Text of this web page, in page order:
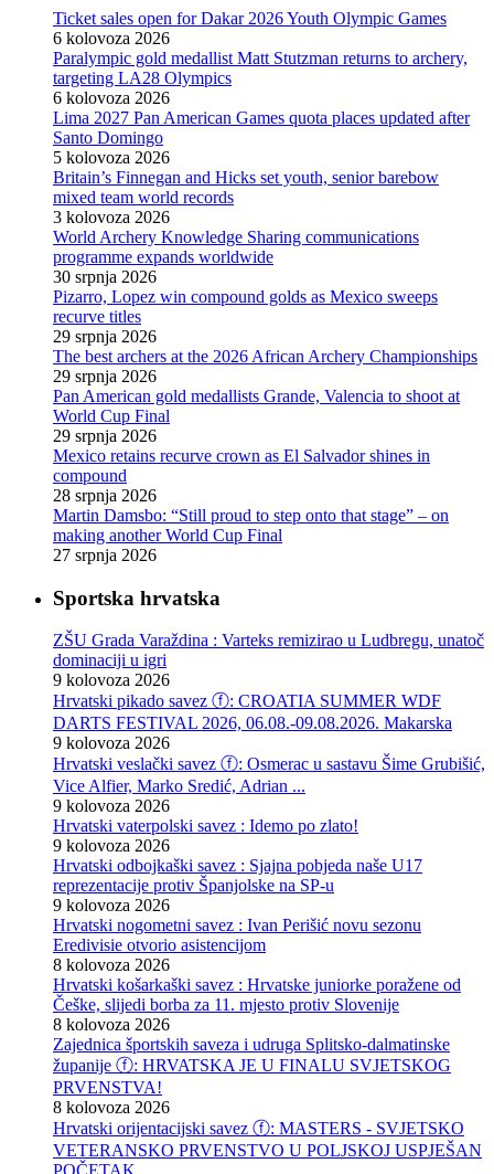
Ticket sales open for Dakar 2026 Youth Olympic Games
6 kolovoza 2026
Paralympic gold medallist Matt Stutzman returns to archery,
targeting LA28 Olympics
6 kolovoza 2026
Lima 2027 Pan American Games quota places updated after
Santo Domingo
5 kolovoza 2026
Britain’s Finnegan and Hicks set youth, senior barebow
mixed team world records
3 kolovoza 2026
World Archery Knowledge Sharing communications
programme expands worldwide
30 srpnja 2026
Pizarro, Lopez win compound golds as Mexico sweeps
recurve titles
29 srpnja 2026
The best archers at the 2026 African Archery Championships
29 srpnja 2026
Pan American gold medallists Grande, Valencia to shoot at
World Cup Final
29 srpnja 2026
Mexico retains recurve crown as El Salvador shines in
compound
28 srpnja 2026
Martin Damsbo: “Still proud to step onto that stage” – on
making another World Cup Final
27 srpnja 2026
Sportska hrvatska
ZŠU Grada Varaždina : Varteks remizirao u Ludbregu, unatoč
dominaciji u igri
9 kolovoza 2026
Hrvatski pikado savez ⓕ: CROATIA SUMMER WDF
DARTS FESTIVAL 2026, 06.08.-09.08.2026. Makarska
9 kolovoza 2026
Hrvatski veslački savez ⓕ: Osmerac u sastavu Šime Grubišić,
Vice Alfier, Marko Sredić, Adrian ...
9 kolovoza 2026
Hrvatski vaterpolski savez : Idemo po zlato!
9 kolovoza 2026
Hrvatski odbojkaški savez : Sjajna pobjeda naše U17
reprezentacije protiv Španjolske na SP-u
9 kolovoza 2026
Hrvatski nogometni savez : Ivan Perišić novu sezonu
Eredivisie otvorio asistencijom
8 kolovoza 2026
Hrvatski košarkaški savez : Hrvatske juniorke poražene od
Češke, slijedi borba za 11. mjesto protiv Slovenije
8 kolovoza 2026
Zajednica športskih saveza i udruga Splitsko-dalmatinske
županije ⓕ: HRVATSKA JE U FINALU SVJETSKOG
PRVENSTVA!
8 kolovoza 2026
Hrvatski orijentacijski savez ⓕ: MASTERS - SVJETSKO
VETERANSKO PRVENSTVO U POLJSKOJ USPJEŠAN